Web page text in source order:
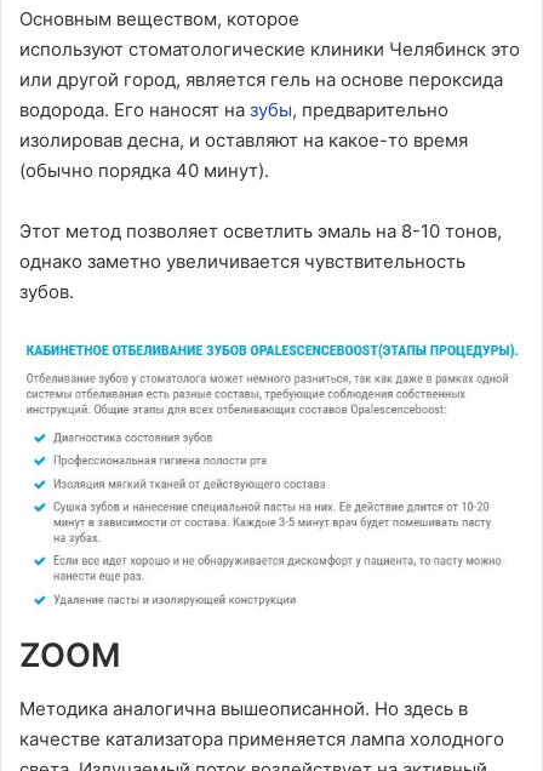
Основным веществом, которое
используют стоматологические клиники Челябинск это
или другой город, является гель на основе пероксида
водорода. Его наносят на зубы, предварительно
изолировав десна, и оставляют на какое-то время
(обычно порядка 40 минут).
Этот метод позволяет осветлить эмаль на 8-10 тонов,
однако заметно увеличивается чувствительность
зубов.
ZOOM
Методика аналогична вышеописанной. Но здесь в
качестве катализатора применяется лампа холодного